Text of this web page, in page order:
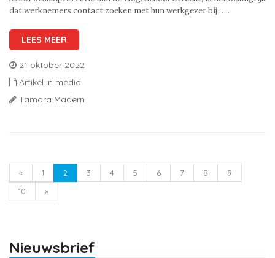
dat werknemers contact zoeken met hun werkgever bij …..
LEES MEER
21 oktober 2022
Artikel in media
Tamara Madern
« 1 2 3 4 5 6 7 8
9
10
»
Nieuwsbrief